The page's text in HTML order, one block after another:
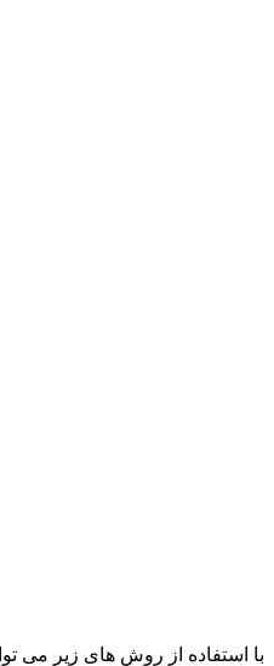
با استفاده از روش های زیر می